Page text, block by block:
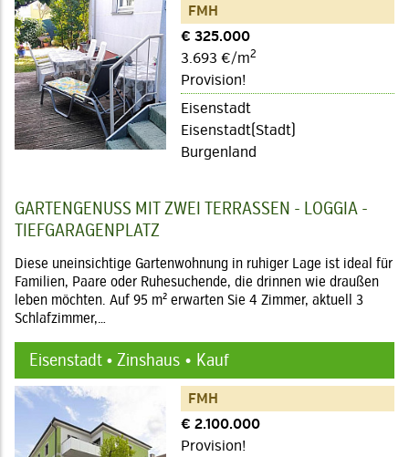
FMH
€ 325.000
3.693 €/m2
Provision!
Eisenstadt
Eisenstadt(Stadt)
Burgenland
GARTENGENUSS MIT ZWEI TERRASSEN - LOGGIA -
TIEFGARAGENPLATZ
Diese uneinsichtige Gartenwohnung in ruhiger Lage ist ideal für
Familien, Paare oder Ruhesuchende, die drinnen wie draußen
leben möchten. Auf 95 m² erwarten Sie 4 Zimmer, aktuell 3
Schlafzimmer,…
Eisenstadt • Zinshaus Kauf
FMH
€ 2.100.000
Provision!